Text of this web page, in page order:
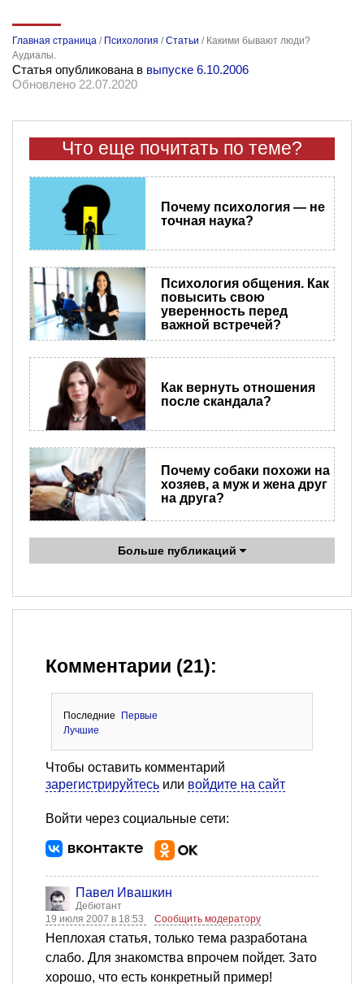
Главная страница / Психология /Статьи / Какими бывают люди?
Аудиалы.
Статья опубликована в выпуске 6.10.2006
Обновлено 22.07.2020
Что еще почитать по теме?
Почему психология — не
точная наука?
Психология общения. Как
повысить свою
уверенность перед
важной встречей?
Как вернуть отношения
после скандала?
Почему собаки похожи на
хозяев, а муж и жена друг
на друга?
Больше публикаций
Комментарии (21):
Последние
Первые
Лучшие
Чтобы оставить комментарий
зарегистрируйтесь или войдите на сайт
Войти через социальные сети:
Павел Ивашкин
Дебютант
19 июля 2007 в 18:53
Сообщить модератору
Неплохая статья, только тема разработана
слабо. Для знакомства впрочем пойдет. Зато
хорошо, что есть конкретный пример!